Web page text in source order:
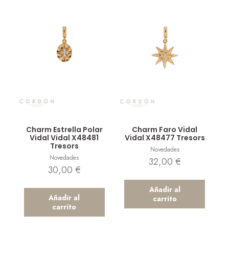
Charm Estrella Polar
Vidal Vidal X48481
Tresors
Novedades
30,00 €
Añadir al
carrito
Charm Faro Vidal
Vidal X48477 Tresors
Novedades
32,00 €
Añadir al
carrito